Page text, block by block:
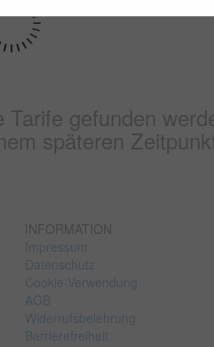
gefunden
späteren
INFORMATION
Impressum
Datenschutz
Cookie-Verwendung
AGB
Widerrufsbelehrung
Barrierefreiheit